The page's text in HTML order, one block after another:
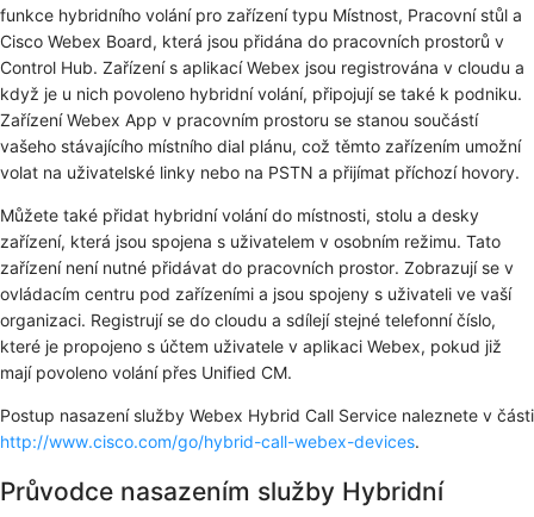
funkce hybridního volání pro zařízení typu Místnost, Pracovní stůl a
Cisco Webex Board, která jsou přidána do pracovních prostorů v
Control Hub. Zařízení s aplikací Webex jsou registrována v cloudu a
když je u nich povoleno hybridní volání, připojují se také k podniku.
Zařízení Webex App v pracovním prostoru se stanou součástí
vašeho stávajícího místního dial plánu, což těmto zařízením umožní
volat na uživatelské linky nebo na PSTN a přijímat příchozí hovory.
Můžete také přidat hybridní volání do místnosti, stolu a desky
zařízení, která jsou spojena s uživatelem v osobním režimu. Tato
zařízení není nutné přidávat do pracovních prostor. Zobrazují se v
ovládacím centru pod zařízeními a jsou spojeny s uživateli ve vaší
organizaci. Registrují se do cloudu a sdílejí stejné telefonní číslo,
které je propojeno s účtem uživatele v aplikaci Webex, pokud již
mají povoleno volání přes Unified CM.
Postup nasazení služby Webex Hybrid Call Service naleznete v části
http://www.cisco.com/go/hybrid-call-webex-devices.
Průvodce nasazením služby Hybridní